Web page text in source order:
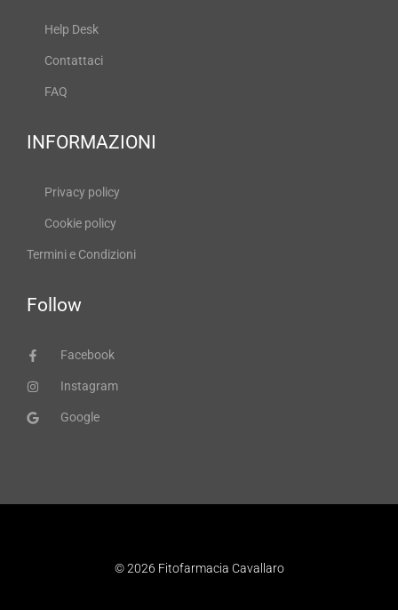
Help Desk
Contattaci
FAQ
INFORMAZIONI
Privacy policy
Cookie policy
Termini e Condizioni
Follow
Facebook
Instagram
Google
© 2026 Fitofarmacia Cavallaro